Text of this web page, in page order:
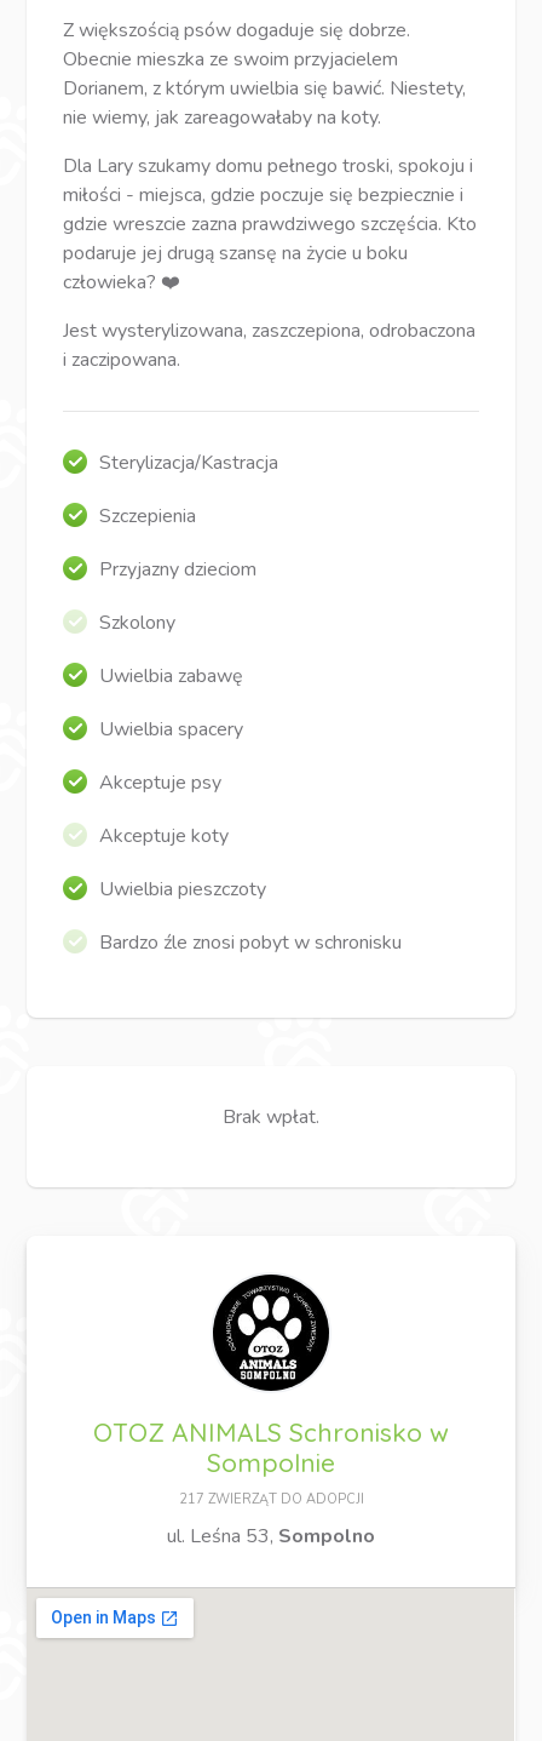
Z większością psów dogaduje się dobrze.
Obecnie mieszka ze swoim przyjacielem
Dorianem, z którym uwielbia się bawić. Niestety,
nie wiemy, jak zareagowałaby na koty.
Dla Lary szukamy domu pełnego troski, spokoju i
miłości - miejsca, gdzie poczuje się bezpiecznie i
gdzie wreszcie zazna prawdziwego szczęścia. Kto
podaruje jej drugą szansę na życie u boku
człowieka? ❤️
Jest wysterylizowana, zaszczepiona, odrobaczona
i zaczipowana.
Sterylizacja/Kastracja
Szczepienia
Przyjazny dzieciom
Szkolony
Uwielbia zabawę
Uwielbia spacery
Akceptuje psy
Akceptuje koty
Uwielbia pieszczoty
Bardzo źle znosi pobyt w schronisku
Brak wpłat.
OTOZ ANIMALS Schronisko w
Sompolnie
217 ZWIERZĄT DO ADOPCJI
ul. Leśna 53, Sompolno